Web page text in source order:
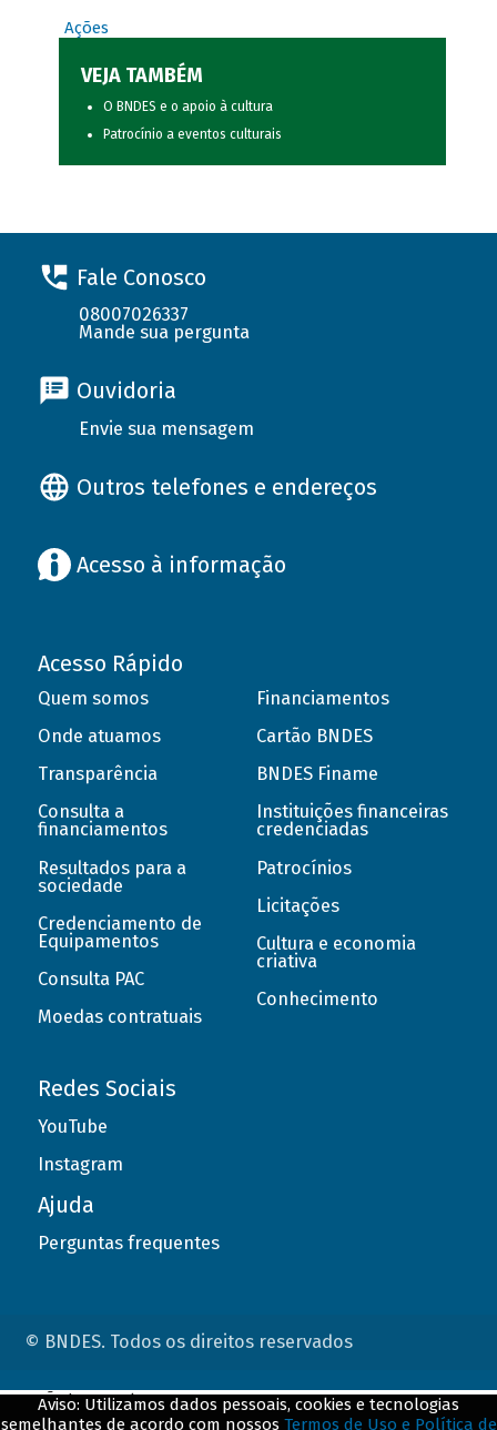
Ações
VEJA TAMBÉM
O BNDES e o apoio à cultura
Patrocínio a eventos culturais
Fale Conosco
08007026337
Mande sua pergunta
Ouvidoria
Envie sua mensagem
Outros telefones e endereços
Acesso à informação
Acesso Rápido
Quem somos
Onde atuamos
Transparência
Consulta a
financiamentos
Resultados para a
sociedade
Credenciamento de
Equipamentos
Consulta PAC
Moedas contratuais
Financiamentos
Cartão BNDES
BNDES Finame
Instituições financeiras
credenciadas
Patrocínios
Licitações
Cultura e economia
criativa
Conhecimento
Redes Sociais
YouTube
Instagram
Ajuda
Perguntas frequentes
© BNDES. Todos os direitos reservados
Aviso: Utilizamos dados pessoais, cookies e tecnologias
semelhantes de acordo com nossos Termos de Uso e Política de
ConteÃºdo complementar